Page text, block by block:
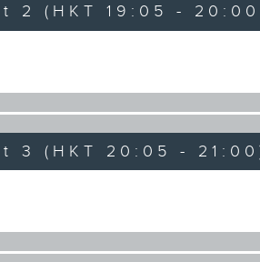
2 (HKT 19:05 -
3 (HKT 20:05 -